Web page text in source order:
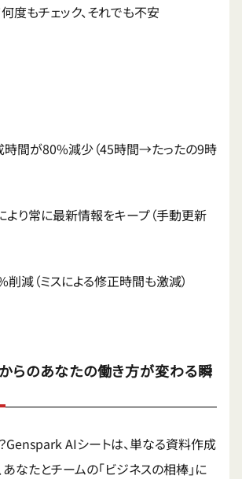
度もチェック、それでも不安
時間が80%減少（45時間→たったの9時
より常に最新情報をキープ（手動更新
減（ミスによる修正時間も激減）
らのあなたの働き方が変わる瞬
Genspark AIシートは、単なる資料作成
あなたとチームの「ビジネスの相棒」に